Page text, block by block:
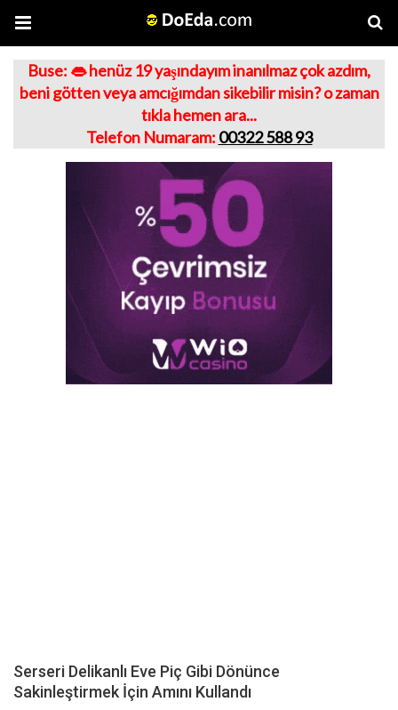
Buse: 👄 henüz 19 yaşındayım inanılmaz çok azdım,
beni götten veya amcığımdan sikebilir misin? o zaman
tıkla hemen ara...
Telefon Numaram: 00322 588 93
Serseri Delikanlı Eve Piç Gibi Dönünce
Sakinleştirmek İçin Amını Kullandı